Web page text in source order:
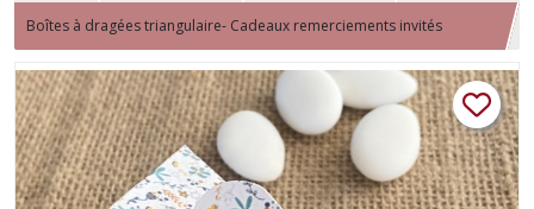
Boîtes à dragées triangulaire- Cadeaux remerciements invités
Baptême, communion, anniversaire - Motif petite fleur